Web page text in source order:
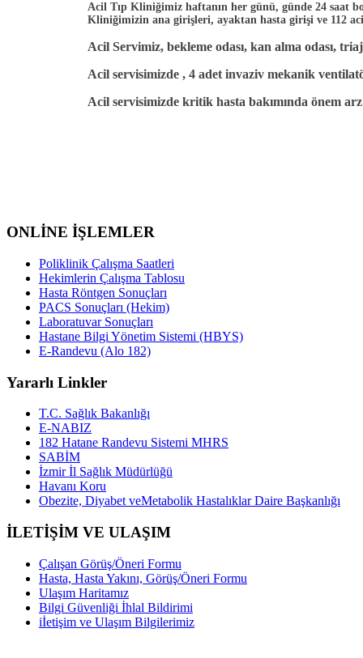
Acil Tıp Kliniğimiz haftanın her günü, günde 24 saat
Kliniğimizin ana girişleri, ayaktan hasta girişi ve 112
Acil Servimiz, bekleme odası, kan alma odası,
Acil servisimizde , 4 adet invaziv mekanik
Acil servisimizde kritik hasta bakımında önem
ONLİNE İŞLEMLER
Poliklinik Çalışma Saatleri
Hekimlerin Çalışma Tablosu
Hasta Röntgen Sonuçları
PACS Sonuçları (Hekim)
Laboratuvar Sonuçları
Hastane Bilgi Yönetim Sistemi (HBYS)
E-Randevu (Alo 182)
Yararlı Linkler
T.C. Sağlık Bakanlığı
E-NABIZ
182 Hatane Randevu Sistemi MHRS
SABİM
İzmir İl Sağlık Müdürlüğü
Havanı Koru
Obezite, Diyabet veMetabolik Hastalıklar Daire Başkanlığı
İLETİŞİM VE ULAŞIM
Çalışan Görüş/Öneri Formu
Hasta, Hasta Yakını, Görüş/Öneri Formu
Ulaşım Haritamız
Bilgi Güvenliği İhlal Bildirimi
iİetişim ve Ulaşım Bilgilerimiz